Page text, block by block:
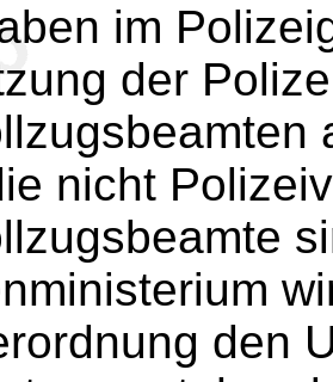
im
der
nicht
den